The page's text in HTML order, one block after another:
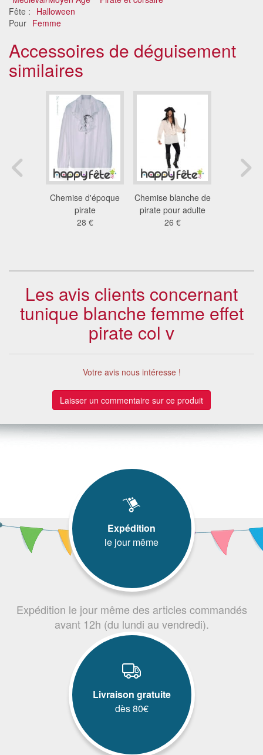
Fête : Halloween
Pour Femme
Accessoires de déguisement
similaires
Chemise d'époque
pirate
28 €
Chemise blanche de
pirate pour adulte
26 €
Les avis clients concernant
tunique blanche femme effet
pirate col v
Votre avis nous intéresse !
Laisser un commentaire sur ce produit
Expédition
le jour même
Expédition le jour même des articles commandés
avant 12h (du lundi au vendredi).
Livraison gratuite
dès 80€